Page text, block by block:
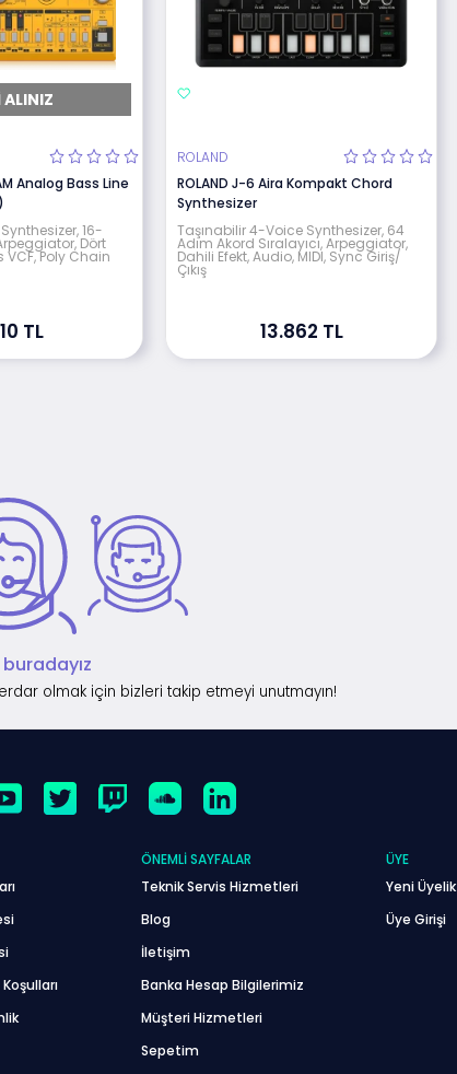
ALINIZ
Analog Bass Line
16-
Dört
Poly Chain
TL
ROLAND
ROLAND J-6 Aira Kompakt Chord
Synthesizer
Taşınabilir 4-Voice Synthesizer, 64
Adım Akord Sıralayıcı, Arpeggiator,
Dahili Efekt, Audio, MIDI, Sync Giriş/
Çıkış
13.862 TL
olmak için bizleri takip etmeyi unutmayın!
ÖNEMLI SAYFALAR
Teknik Servis Hizmetleri
Blog
İletişim
Banka Hesap Bilgilerimiz
Müşteri Hizmetleri
Sepetim
ÜYE
Yeni Üyelik
Üye Girişi